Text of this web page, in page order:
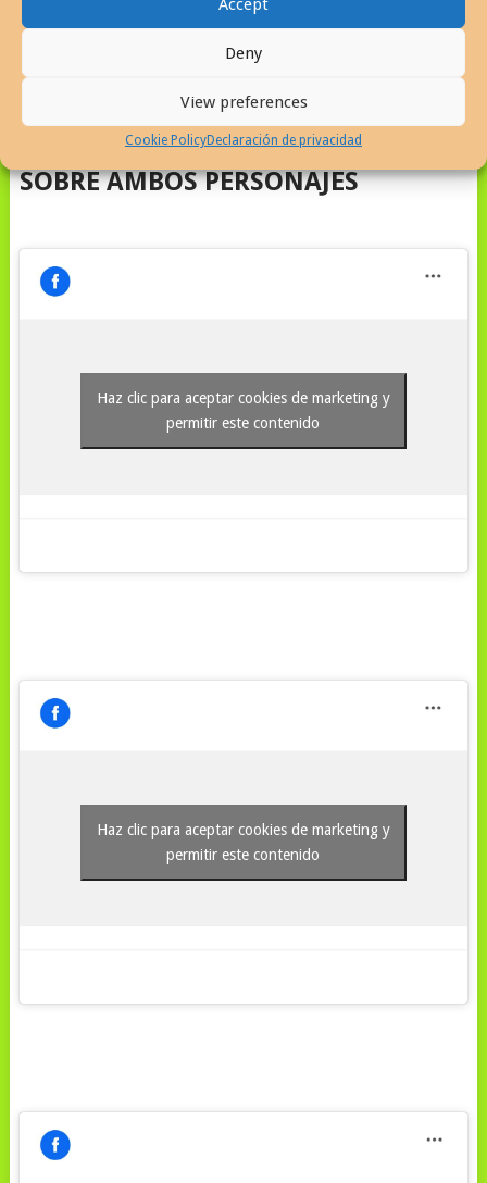
Deny
View preferences
Cookie PolicyDeclaración de privacidad
m
PUBLICACIONES EN FACEBOOK
SOBRE AMBOS PERSONAJES
Haz clic para aceptar cookies de marketing y
permitir este contenido
Haz clic para aceptar cookies de marketing y
permitir este contenido